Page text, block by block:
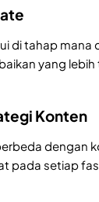
di tahap
yang
Konten
dengan
pada setiap